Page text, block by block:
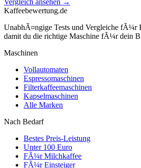
Vergleich ansehen →
Kaffeebewertung.de
UnabhÃ¤ngige Tests und Vergleiche fÃ¼r
damit du die richtige Maschine fÃ¼r dein
Maschinen
Vollautomaten
Espressomaschinen
Filterkaffeemaschinen
Kapselmaschinen
Alle Marken
Nach Bedarf
Bestes Preis-Leistung
Unter 100 Euro
FÃ¼r Milchkaffee
FÃ¼r Einsteiger